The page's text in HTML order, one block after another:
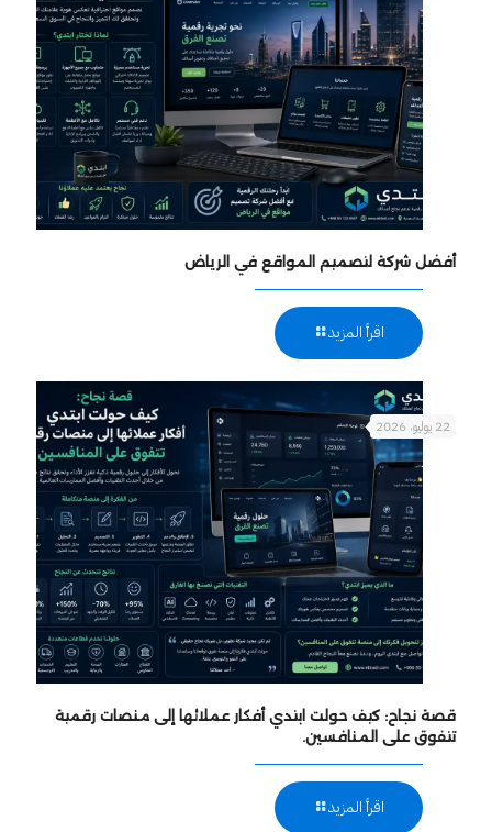
أفضل شركة لتصميم المواقع في الرياض
اقرأ المزيد
22 يوليو، 2026
قصة نجاح: كيف حولت ابتدي أفكار عملائها إلى منصات رقمية
تتفوق على المنافسين.
اقرأ المزيد